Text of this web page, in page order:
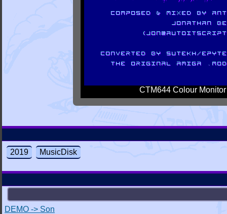
CTM644 Colour Monitor
2019 MusicDisk
DEMO -> Son